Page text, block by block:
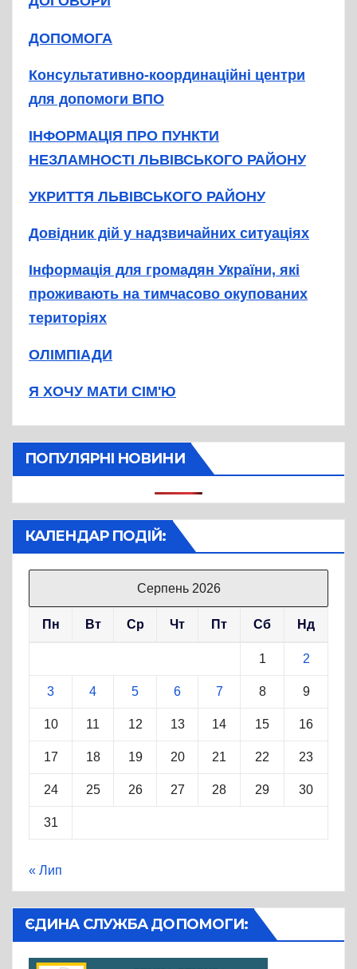
ДОПОМОГА
Консультативно-координаційні центри
для допомоги ВПО
ІНФОРМАЦІЯ ПРО ПУНКТИ
НЕЗЛАМНОСТІ ЛЬВІВСЬКОГО РАЙОНУ
УКРИТТЯ ЛЬВІВСЬКОГО РАЙОНУ
Довідник дій у надзвичайних ситуаціях
Інформація для громадян України, які
проживають на тимчасово окупованих
територіях
ОЛІМПІАДИ
Я ХОЧУ МАТИ СІМ'Ю
ПОПУЛЯРНІ НОВИНИ
КАЛЕНДАР ПОДІЙ:
Серпень 2026
Пн Вт Ср Чт Пт Сб Нд
1 2
3 4 5 6 7 8 9
10 11 12 13 14 15 16
17 18 19 20 21 22 23
24 25 26 27 28 29 30
31
« Лип
ЄДИНА СЛУЖБА ДОПОМОГИ: